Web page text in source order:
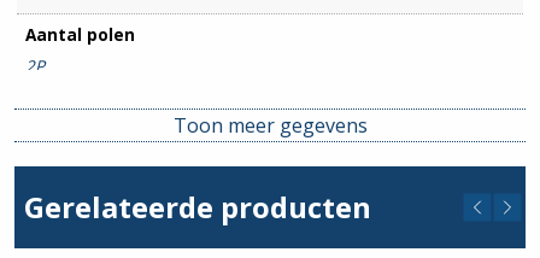
Aantal polen
2P
Toon meer gegevens
Gerelateerde producten